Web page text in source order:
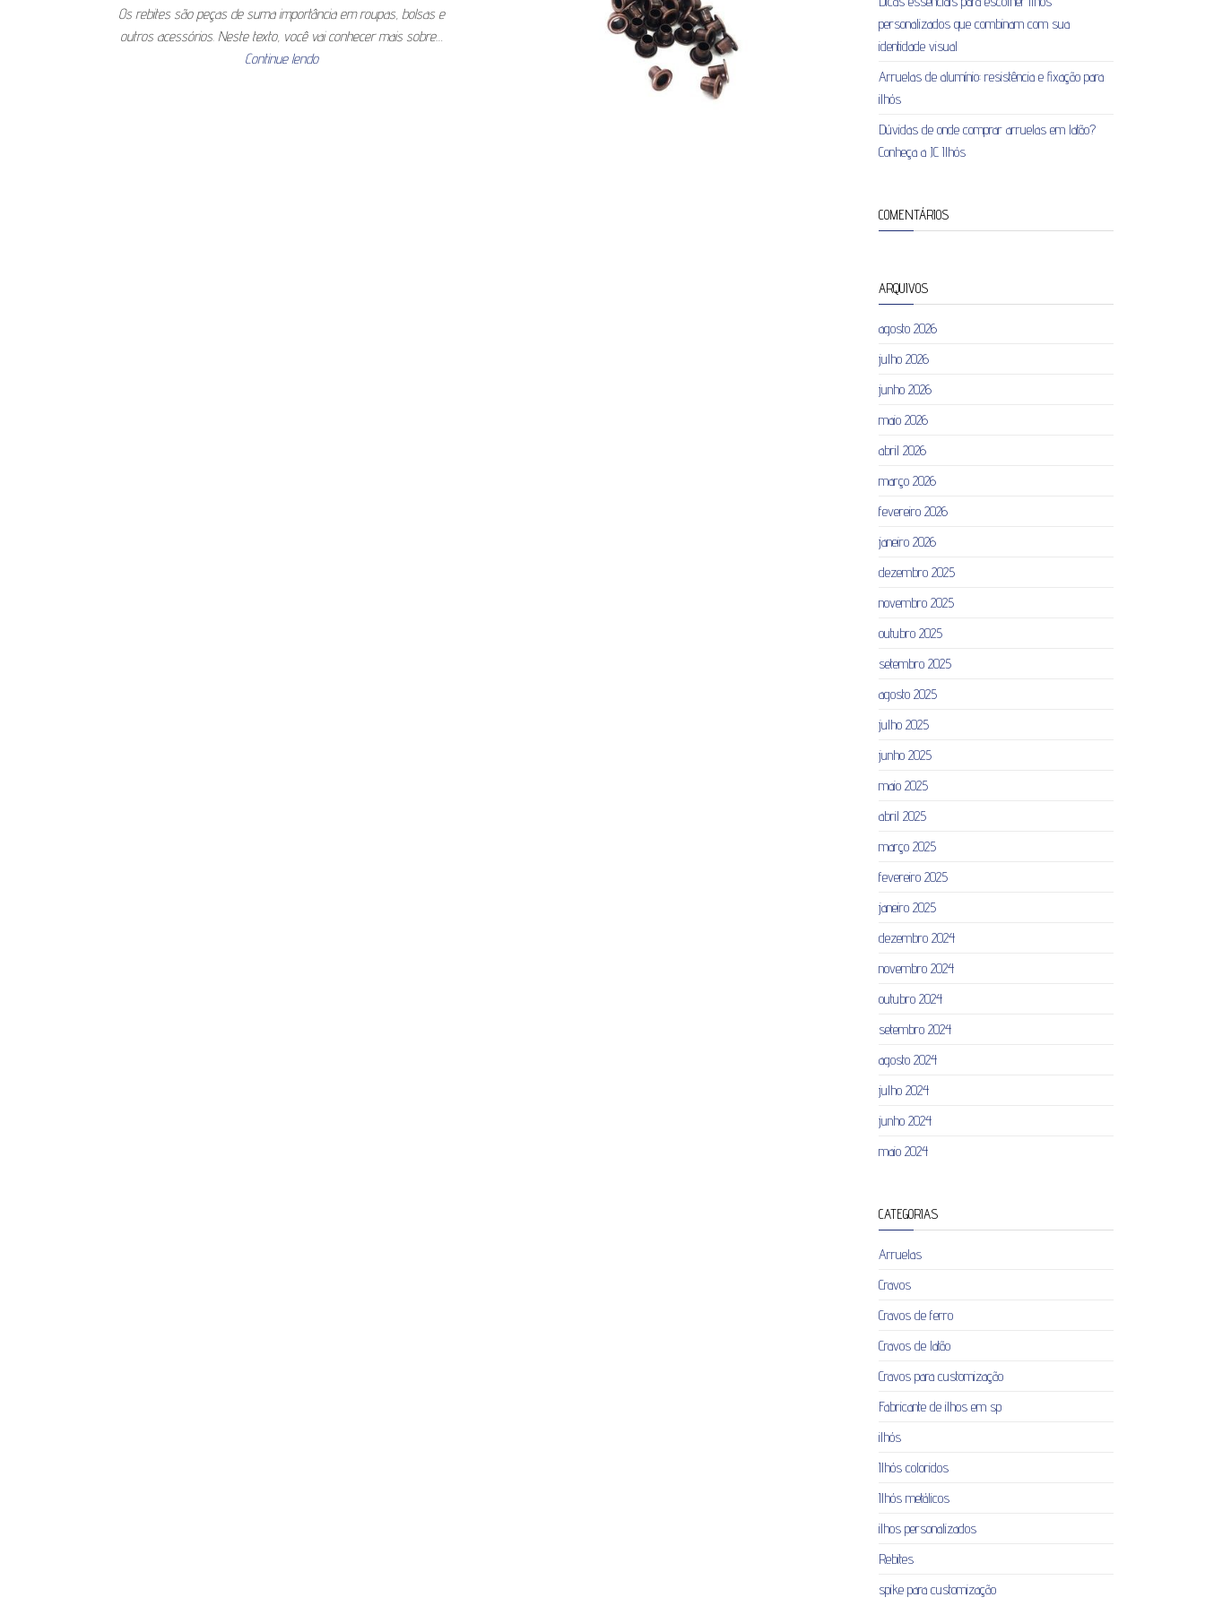
Os rebites são peças de suma importância em roupas, bolsas e
outros acessórios. Neste texto, você vai conhecer mais sobre…
Continue lendo
personalizados que combinam com sua
identidade visual
Arruelas de alumínio: resistência e fixação para
ilhós
Dúvidas de onde comprar arruelas em latão?
Conheça a JC Ilhós
COMENTÁRIOS
ARQUIVOS
agosto 2026
julho 2026
junho 2026
maio 2026
abril 2026
março 2026
fevereiro 2026
janeiro 2026
dezembro 2025
novembro 2025
outubro 2025
setembro 2025
agosto 2025
julho 2025
junho 2025
maio 2025
abril 2025
março 2025
fevereiro 2025
janeiro 2025
dezembro 2024
novembro 2024
outubro 2024
setembro 2024
agosto 2024
julho 2024
junho 2024
maio 2024
CATEGORIAS
Arruelas
Cravos
Cravos de ferro
Cravos de latão
Cravos para customização
Fabricante de ilhos em sp
ilhós
Ilhós coloridos
Ilhós metálicos
ilhos personalizados
Rebites
spike para customização